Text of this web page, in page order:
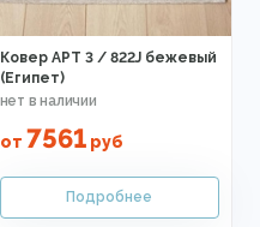
Ковер АРТ 3 / 822J бежевый
(Египет)
от 7561руб